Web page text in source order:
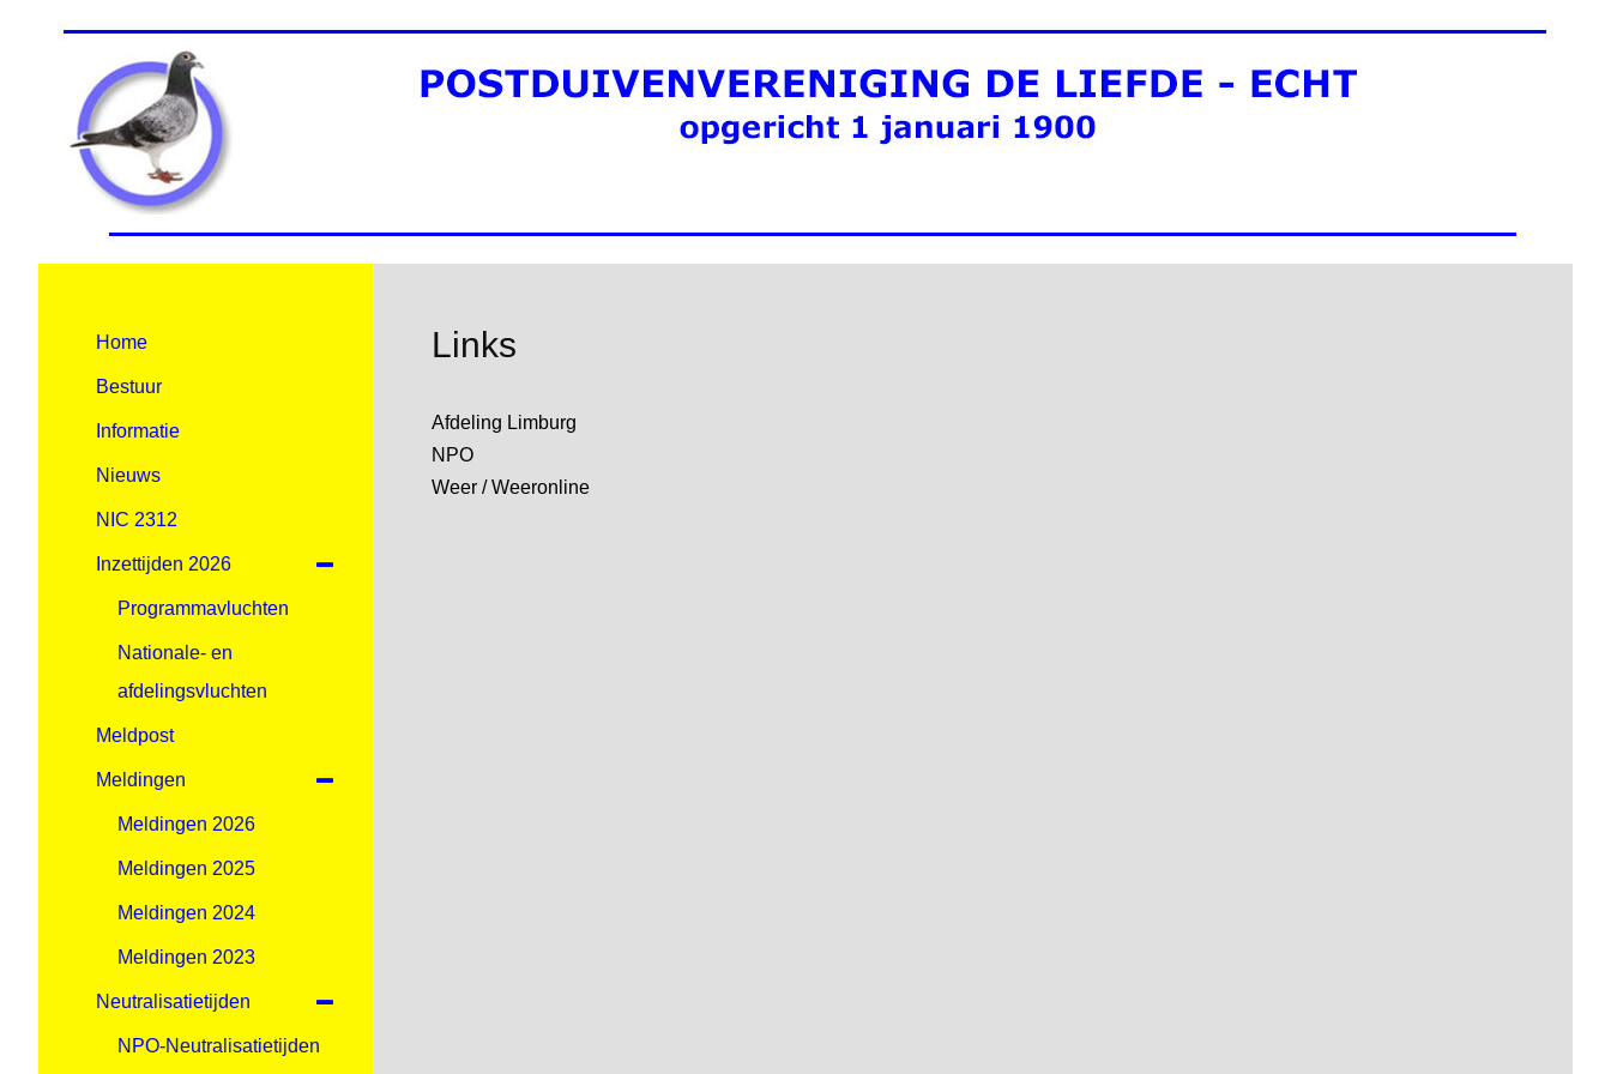
Links
Afdeling Limburg
NPO
Weer / Weeronline
Home
Bestuur
Informatie
Nieuws
NIC 2312
Inzettijden 2026
Programmavluchten
Nationale- en
afdelingsvluchten
Meldpost
Meldingen
Meldingen 2026
Meldingen 2025
Meldingen 2024
Meldingen 2023
Neutralisatietijden
NPO-Neutralisatietijden